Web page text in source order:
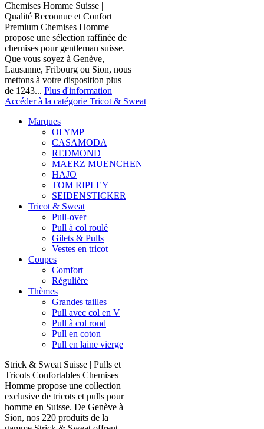
Chemises Homme Suisse |
Qualité Reconnue et Confort
Premium Chemises Homme
propose une sélection raffinée de
chemises pour gentleman suisse.
Que vous soyez à Genève,
Lausanne, Fribourg ou Sion, nous
mettons à votre disposition plus
de 1243... Plus d'information
Accéder à la catégorie Tricot & Sweat
Marques
OLYMP
CASAMODA
REDMOND
MAERZ MUENCHEN
HAJO
TOM RIPLEY
SEIDENSTICKER
Tricot & Sweat
Pull-over
Pull à col roulé
Gilets & Pulls
Vestes en tricot
Coupes
Comfort
Régulière
Thèmes
Grandes tailles
Pull avec col en V
Pull à col rond
Pull en coton
Pull en laine vierge
Strick & Sweat Suisse | Pulls et
Tricots Confortables Chemises
Homme propose une collection
exclusive de tricots et pulls pour
homme en Suisse. De Genève à
Sion, nos 220 produits de la